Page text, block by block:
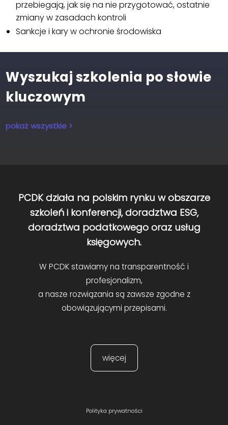
przebiegają, jak się na nie przygotować, ostatnie
zmiany w zasadach kontroli
Sankcje i kary w ochronie środowiska
Wyszukaj szkolenia po słowie
kluczowym
pokaż wszystkie >
PCDK działa na polskim rynku w obszarze
szkoleń i konferencji, doradztwa ESG,
doradztwa podatkowego oraz usług
księgowych.
W PCDK stawiamy na transparentność i
profesjonalizm,
a nasze rozwiązania są zawsze zgodne z
obowiązującymi przepisami.
więcej
Polityka prywatności